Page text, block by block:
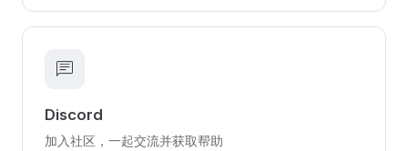
chat
Discord
加入社区，一起交流并获取帮助